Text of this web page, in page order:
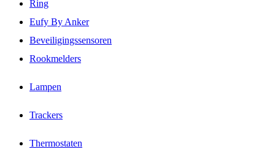
Ring
Eufy By Anker
Beveiligingssensoren
Rookmelders
Lampen
Trackers
Thermostaten